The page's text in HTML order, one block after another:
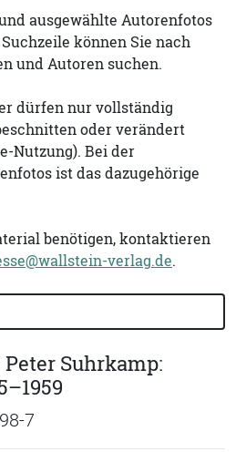
ausgewählte Autorenfotos
können Sie nach
und Autoren suchen.
dürfen nur vollständig
oder verändert
Nutzung). Bei der
ist das dazugehörige
benötigen, kontaktieren
verlag.de.
oder ISBN
Suhrkamp:
7